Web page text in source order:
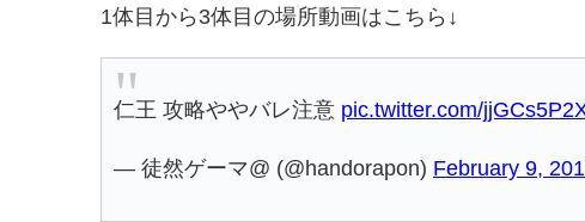
1体目から3体目の場所動画はこちら↓
仁王 攻略ややバレ注意 pic.twitter.com/
— 徒然ゲーマ@ (@handorapon) February 9,